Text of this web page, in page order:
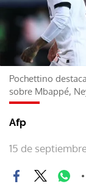
Pochettino
sobre Mbappé,
Afp
15 de septiembre